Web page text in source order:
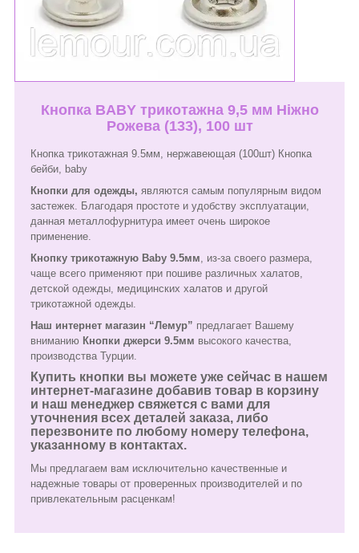
Кнопка BABY трикотажна 9,5 мм Ніжно
Рожева (133), 100 шт
Кнопка трикотажная 9.5мм, нержавеющая (100шт) Кнопка
бейби, baby
Кнопки для одежды, являются самым популярным видом
застежек. Благодаря простоте и удобству эксплуатации,
данная металлофурнитура имеет очень широкое
применение.
Кнопку трикотажную Baby 9.5мм , из-за своего размера,
чаще всего применяют при пошиве различных халатов,
детской одежды, медицинских халатов и другой
трикотажной одежды.
Наш интернет магазин “Лемур” предлагает Вашему
вниманию Кнопки джерси 9.5мм высокого качества,
производства Турции.
Купить кнопки вы можете уже сейчас в нашем
интернет-магазине добавив товар в корзину
и наш менеджер свяжется с вами для
уточнения всех деталей заказа, либо
перезвоните по любому номеру телефона,
указанному в контактах.
Мы предлагаем вам исключительно качественные и
надежные товары от проверенных производителей и по
привлекательным расценкам!